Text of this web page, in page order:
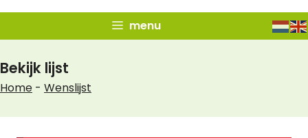
menu
Bekijk lijst
Home - Wenslijst